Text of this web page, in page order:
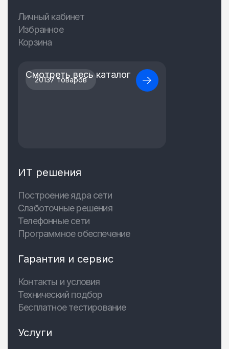
Личный кабинет
Избранное
Корзина
20137 товаров
Смотреть весь каталог
ИТ решения
Построение ядра сети
Слаботочные решения
Телефонные сети
Программное обеспечение
Гарантия и сервис
Контакты и условия
Технический подбор
Бесплатное тестирование
Услуги